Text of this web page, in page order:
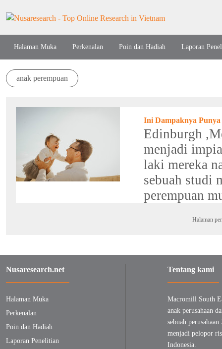
Halaman Muka Perkenalan Poin dan Hadiah Laporan
anak perempuan
Ini Dampaknya
Edinburgh
menjadi
laki mereka
sebuah studi
perempuan
Halaman
Nusaresearch.net
Halaman Muka
Perkenalan
Poin dan Hadiah
Laporan Penelitian
Tentang kami
Macromill South
anak perusahaan
sebuah perusahaan
menjadi pelopor
Indonesia.